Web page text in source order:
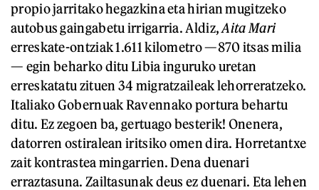
propio jarritako hegazkina eta hirian mugitzeko
autobus gaingabetu irrigarria. Aldiz,Aita Mari
erreskate-ontziak 1.611 kilometro —870 itsas milia
— egin beharko ditu Libia inguruko uretan
erreskatatu zituen 34 migratzaileak lehorreratzeko.
Italiako Gobernuak Ravennako portura behartu
ditu. Ez zegoen ba, gertuago besterik! Onenera,
datorren ostiralean iritsiko omen dira. Horretantxe
zait kontrastea mingarrien. Dena duenari
erraztasuna. Zailtasunak deus ez duenari. Eta lehen